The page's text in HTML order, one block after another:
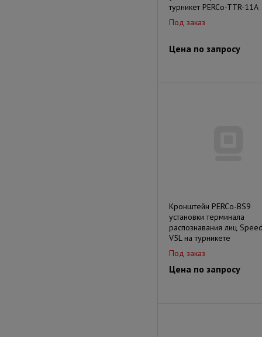
турникет PERCo-TTR-11А
Под заказ
Цена по запросу
Кронштейн PERCo-BS9
установки терминала
распознавания лиц
V5L на турникете
Под заказ
Цена по запросу